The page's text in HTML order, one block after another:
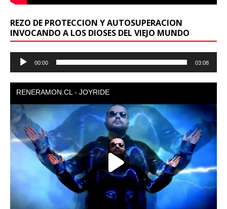
REZO DE PROTECCION Y AUTOSUPERACION
INVOCANDO A LOS DIOSES DEL VIEJO MUNDO
Reproductor
00:00 03:08